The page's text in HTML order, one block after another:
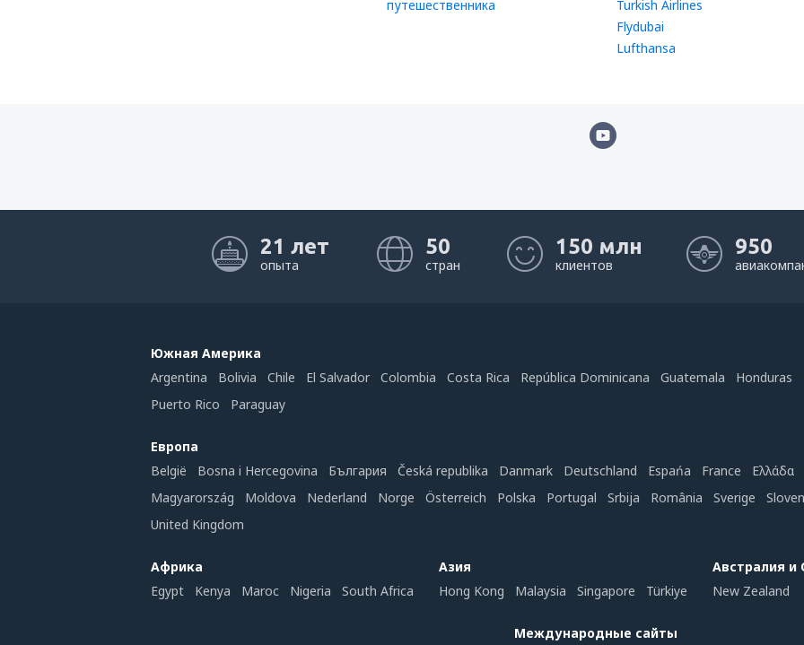
путешественника
Turkish Airlines
Flydubai
Lufthansa
21 лет
опыта
50
стран
150 млн
клиентов
950
Южная Америка
Argentina
Bolivia Chile El Salvador Colombia Costa Rica República Dominicana Guatemala Honduras
Puerto Rico
Paraguay
Европа
België
Bosna i Hercegovina България Česká republika Danmark Deutschland Espańa France
Ελλάδα
Magyarország
Moldova Nederland Norge Österreich Polska Portugal Srbija România Sverige
United Kingdom
Африка
Egypt
Kenya Maroc Nigeria South Africa
Азия
Hong Kong
Malaysia Singapore Türkiye
Австралия и
New Zealand
Международные сайты